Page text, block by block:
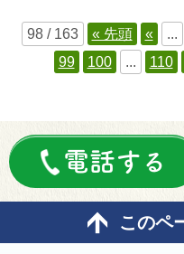
98 / 163 « 先頭 « ...
99
100 ... 110
電話する
このペ